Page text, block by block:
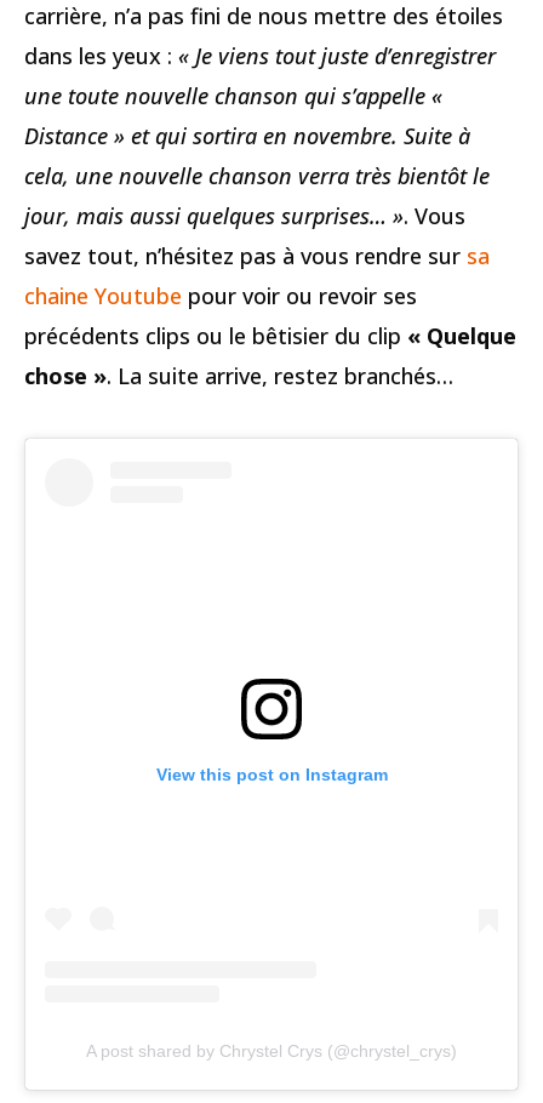
carrière, n’a pas fini de nous mettre des étoiles
dans les yeux : « Je viens tout juste d’enregistrer
une toute nouvelle chanson qui s’appelle «
Distance » et qui sortira en novembre. Suite à
cela, une nouvelle chanson verra très bientôt le
jour, mais aussi quelques surprises… ». Vous
savez tout, n’hésitez pas à vous rendre sur sa
chaine Youtube pour voir ou revoir ses
précédents clips ou le bêtisier du clip « Quelque
chose ». La suite arrive, restez branchés…
View this post on Instagram
A post shared by Chrystel Crys (@chrystel_crys)